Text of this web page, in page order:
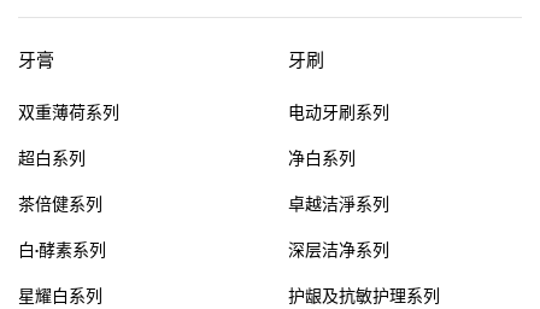
牙膏
双重薄荷系列
超白系列
茶倍健系列
白·酵素系列
星耀白系列
牙刷
电动牙刷系列
净白系列
卓越洁淨系列
深层洁净系列
护龈及抗敏护理系列